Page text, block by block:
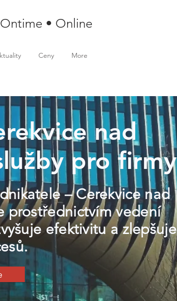
• Online
Ceny More
nad
pro firmy
– Cerekvice nad
prostřednictvím vedení
efektivitu a zlepšuje